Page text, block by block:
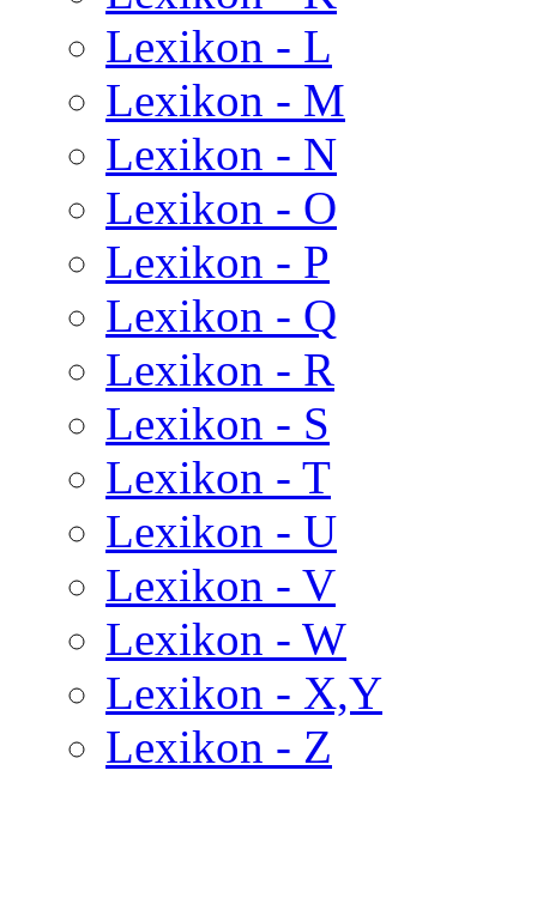
Lexikon - L
Lexikon - M
Lexikon - N
Lexikon - O
Lexikon - P
Lexikon - Q
Lexikon - R
Lexikon - S
Lexikon - T
Lexikon - U
Lexikon - V
Lexikon - W
Lexikon - X,Y
Lexikon - Z